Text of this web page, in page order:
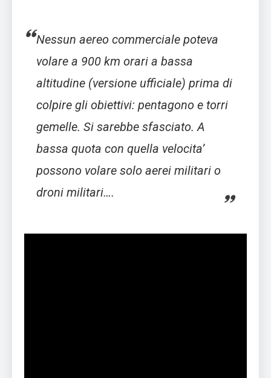
Nessun aereo commerciale poteva
volare a 900 km orari a bassa
altitudine (versione ufficiale) prima di
colpire gli obiettivi: pentagono e torri
gemelle. Si sarebbe sfasciato. A
bassa quota con quella velocita’
possono volare solo aerei militari o
droni militari….